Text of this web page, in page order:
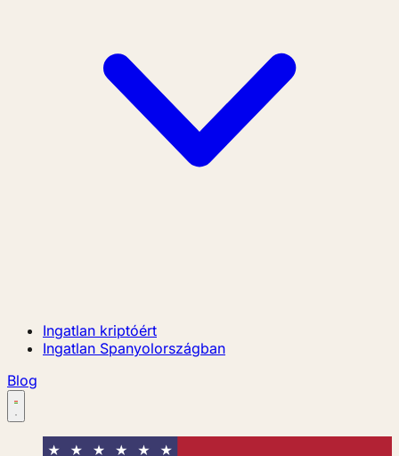
Ingatlan kriptóért
Ingatlan Spanyolországban
Blog